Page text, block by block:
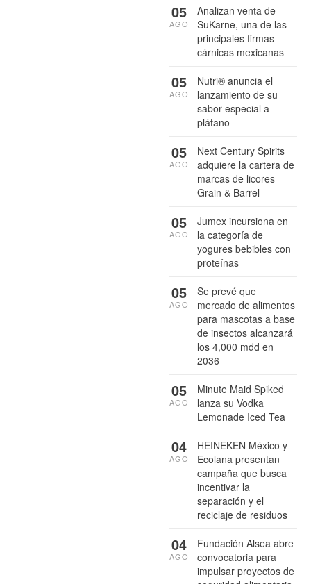
Analizan venta de
SuKarne, una de las
principales firmas
cárnicas mexicanas
05
AGO
Nutri® anuncia el
lanzamiento de su
sabor especial a
plátano
05
AGO
Next Century Spirits
adquiere la cartera de
marcas de licores
Grain & Barrel
05
AGO
Jumex incursiona en
la categoría de
yogures bebibles con
proteínas
05
AGO
Se prevé que
mercado de alimentos
para mascotas a base
de insectos alcanzará
los 4,000 mdd en
2036
05
AGO
Minute Maid Spiked
lanza su Vodka
Lemonade Iced Tea
05
AGO
HEINEKEN México y
Ecolana presentan
campaña que busca
incentivar la
separación y el
reciclaje de residuos
04
AGO
Fundación Alsea abre
convocatoria para
impulsar proyectos de
04
AGO